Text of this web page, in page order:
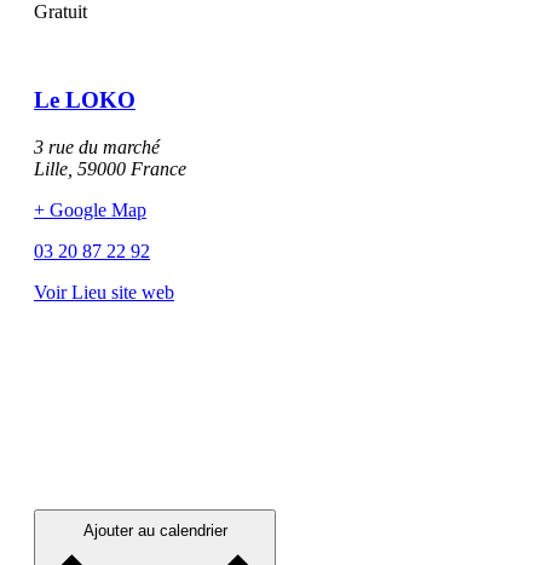
Gratuit
Le LOKO
3 rue du marché
Lille 59000 France
+ Google Map
03 20 87 22 92
Voir Lieu site web
Ajouter au calendrier